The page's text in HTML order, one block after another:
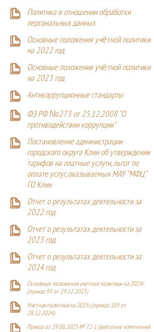
Политика в отношении обработки
персональных данных
Основные положения учётной политики
на 2022 год
Основные положения учётной политики
на 2023 год
Антикоррупционные стандарты
ФЗ РФ №273 от 25.12.2008 "О
противодействии коррупции"
Постановление администрации
городского округа Клин об утверждении
тарифов на платные услуги, льгот по
оплате услуг, оказываемых МАУ "МФЦ"
ГО Клин
Отчет о результатах деятельности за
2022 год
Отчет о результатах деятельности за
2023 год
Отчет о результатах деятельности за
2024 год
Основные положения учетной политики на 2024г
(приказ 95 от 29.12.2023)
Учетная политика на 2025г. (приказ 105 от
28.12.2024)
Приказ от 29.08.2025 № 72-1 (внесение изменений